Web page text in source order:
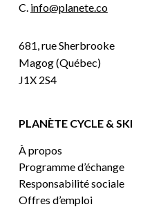
C. info@planete.co
681, rue Sherbrooke
Magog (Québec)
J1X 2S4
PLANÈTE CYCLE & SKI
À propos
Programme d’échange
Responsabilité sociale
Offres d’emploi